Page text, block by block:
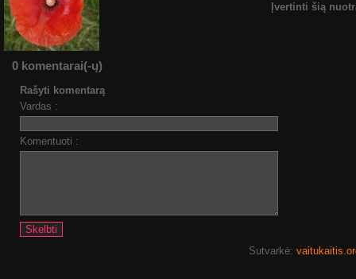
Įvertinti šią
0 komentarai(-ų)
Rašyti komentarą
Vardas :
Komentuoti :
Sutvarkė: